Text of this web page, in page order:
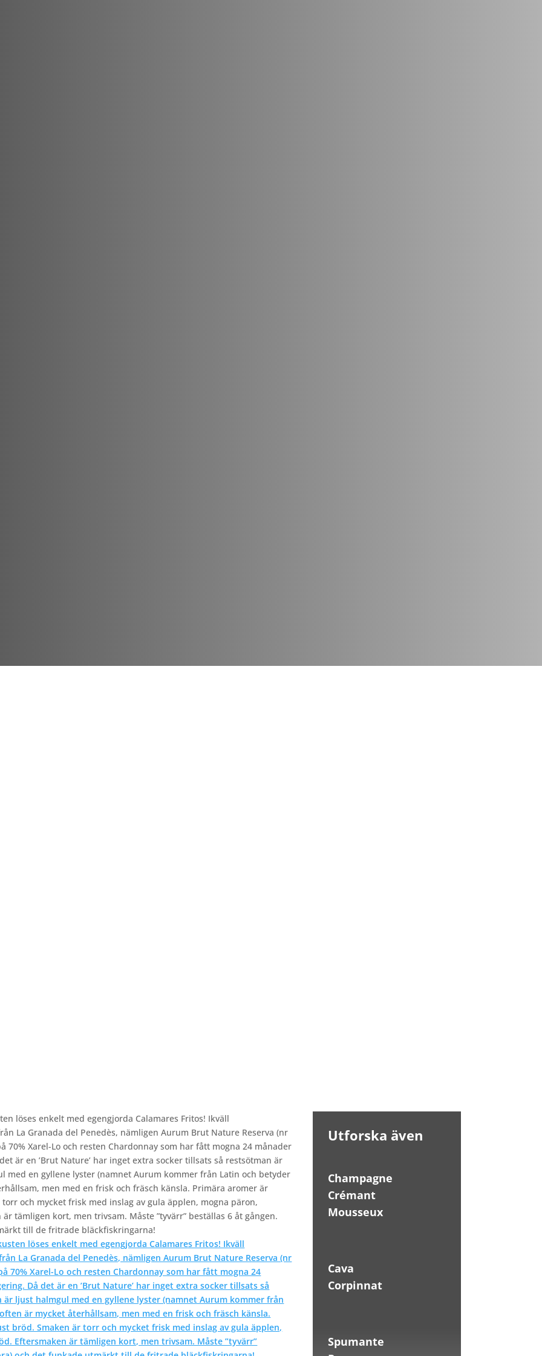
löses enkelt med egengjorda Calamares Fritos! Ikväll
La Granada del Penedès, nämligen Aurum Brut Nature Reserva (nr
70% Xarel-Lo och resten Chardonnay som har fått mogna 24 månader
är en ’Brut Nature’ har inget extra socker tillsats så restsötman är
med en gyllene lyster (namnet Aurum kommer från Latin och betyder
men med en frisk och fräsch känsla. Primära aromer är
och mycket frisk med inslag av gula äpplen, mogna päron,
tämligen kort, men trivsam. Måste ”tyvärr” beställas 6 åt gången.
till de fritrade bläckfiskringarna!
Utforska även
Champagne
Crémant
Mousseux
Cava
Corpinnat
Spumante